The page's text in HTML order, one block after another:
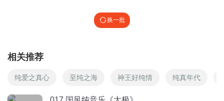
换一批
相关推荐
纯爱之真心 至纯之海 神王好纯情 纯真年代